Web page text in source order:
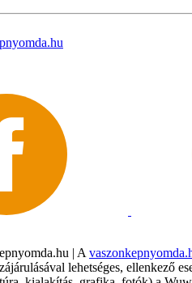
| A
lehetséges, ellenkező